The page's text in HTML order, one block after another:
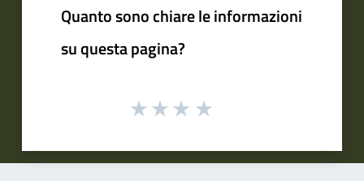
Quanto sono chiare le informazioni
su questa pagina?